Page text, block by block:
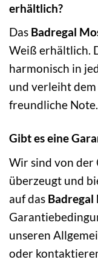
erhältlich?
Das Badregal
Weiß erhältlich.
harmonisch in
und verleiht
freundliche Note.
Gibt es eine
Wir sind von
überzeugt und
auf das Badregal
unseren
oder